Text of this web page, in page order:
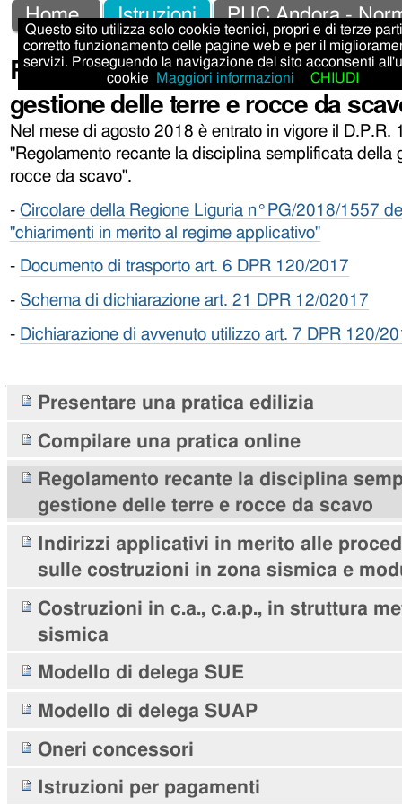
Salta
ai
contenuti.
Salta
alla
navigazione
Strumenti
personali
Sezioni
Home Istruzioni PUC Andora -
Regolamento recante la disciplina
gestione delle terre e rocce da
Nel mese di agosto 2018 è entrato in vigore il D.P.R.
"Regolamento recante la disciplina semplificata della
rocce da scavo".
- Circolare della Regione Liguria n°PG/2018/1557
"chiarimenti in merito al regime applicativo"
- Documento di trasporto art. 6 DPR 120/2017
- Schema di dichiarazione art. 21 DPR 12/02017
- Dichiarazione di avvenuto utilizzo art. 7 DPR 120/
Navigazione
Presentare una pratica edilizia
Compilare una pratica online
Regolamento recante la disciplina
gestione delle terre e rocce da scavo
Indirizzi applicativi in merito alle
sulle costruzioni in zona sismica e
Costruzioni in c.a., c.a.p., in struttura
sismica
Modello di delega SUE
Modello di delega SUAP
Oneri concessori
Istruzioni per pagamenti
Questo sito utilizza solo cookie tecnici, propri e di terze
corretto funzionamento delle pagine web e per il
servizi. Proseguendo la navigazione del sito acconsenti
cookie
Maggiori informazioni CHIUDI